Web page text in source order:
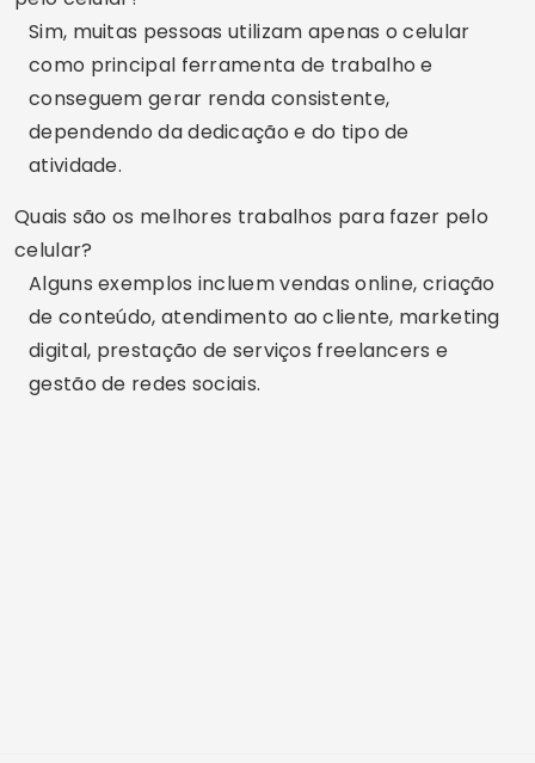
Sim, muitas pessoas utilizam apenas o celular
como principal ferramenta de trabalho e
conseguem gerar renda consistente,
dependendo da dedicação e do tipo de
atividade.
Quais são os melhores trabalhos para fazer pelo
celular?
Alguns exemplos incluem vendas online, criação
de conteúdo, atendimento ao cliente, marketing
digital, prestação de serviços freelancers e
gestão de redes sociais.